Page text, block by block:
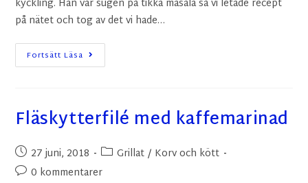
kyckling. Han var sugen på tikka masala så vi letade recept
på nätet och tog av det vi hade…
Fortsätt Läsa
Fläskytterfilé med kaffemarinad
27 juni, 2018 Grillat / Korv och kött
0 kommentarer